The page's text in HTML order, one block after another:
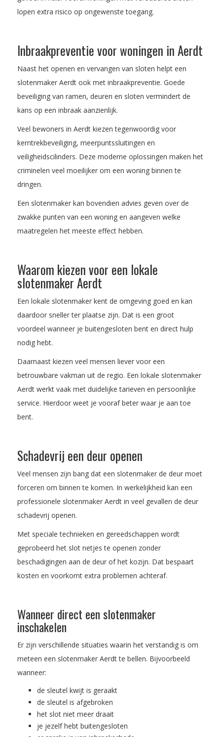
lopen extra risico op ongewenste toegang.
Inbraakpreventie voor woningen in Aerdt
Naast het openen en vervangen van sloten helpt een
slotenmaker Aerdt ook met inbraakpreventie. Goede
beveiliging van ramen, deuren en sloten vermindert de
kans op een inbraak aanzienlijk.
Veel bewoners in Aerdt kiezen tegenwoordig voor
kerntrekbeveiliging, meerpuntssluitingen en
veiligheidscilinders. Deze moderne oplossingen maken het
criminelen veel moeilijker om een woning binnen te
dringen.
Een slotenmaker kan bovendien advies geven over de
zwakke punten van een woning en aangeven welke
maatregelen het meeste effect hebben.
Waarom kiezen voor een lokale
slotenmaker Aerdt
Een lokale slotenmaker kent de omgeving goed en kan
daardoor sneller ter plaatse zijn. Dat is een groot
voordeel wanneer je buitengesloten bent en direct hulp
nodig hebt.
Daarnaast kiezen veel mensen liever voor een
betrouwbare vakman uit de regio. Een lokale slotenmaker
Aerdt werkt vaak met duidelijke tarieven en persoonlijke
service. Hierdoor weet je vooraf beter waar je aan toe
bent.
Schadevrij een deur openen
Veel mensen zijn bang dat een slotenmaker de deur moet
forceren om binnen te komen. In werkelijkheid kan een
professionele slotenmaker Aerdt in veel gevallen de deur
schadevrij openen.
Met speciale technieken en gereedschappen wordt
geprobeerd het slot netjes te openen zonder
beschadigingen aan de deur of het kozijn. Dat bespaart
kosten en voorkomt extra problemen achteraf.
Wanneer direct een slotenmaker
inschakelen
Er zijn verschillende situaties waarin het verstandig is om
meteen een slotenmaker Aerdt te bellen. Bijvoorbeeld
wanneer:
de sleutel kwijt is geraakt
de sleutel is afgebroken
het slot niet meer draait
je jezelf hebt buitengesloten